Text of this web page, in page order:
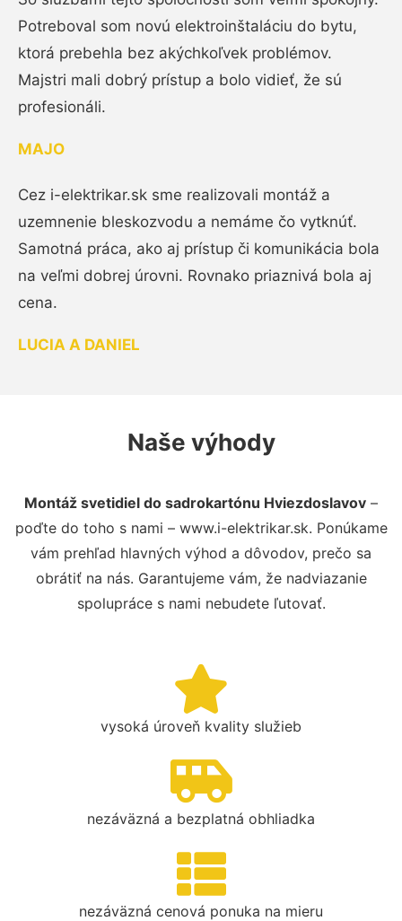
Potreboval som novú elektroinštaláciu do bytu,
ktorá prebehla bez akýchkoľvek problémov.
Majstri mali dobrý prístup a bolo vidieť, že sú
profesionáli.
MAJO
Cez i-elektrikar.sk sme realizovali montáž a
uzemnenie bleskozvodu a nemáme čo vytknúť.
Samotná práca, ako aj prístup či komunikácia bola
na veľmi dobrej úrovni. Rovnako priaznivá bola aj
cena.
LUCIA A DANIEL
Naše výhody
Montáž svetidiel do sadrokartónu Hviezdoslavov –
poďte do toho s nami – www.i-elektrikar.sk. Ponúkame
vám prehľad hlavných výhod a dôvodov, prečo sa
obrátiť na nás. Garantujeme vám, že nadviazanie
spolupráce s nami nebudete ľutovať.
vysoká úroveň kvality služieb
nezáväzná a bezplatná obhliadka
nezáväzná cenová ponuka na mieru